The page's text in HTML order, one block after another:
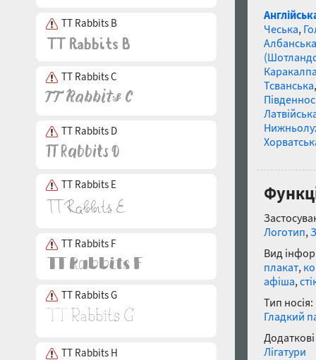
TT Rabbits B
TT Rabbits C
TT Rabbits D
TT Rabbits E
TT Rabbits F
TT Rabbits G
TT Rabbits H
Чеська,
Албанська
Тсванська
Логотип,
Вид
плакат,
афіша,
Тип носія:
Гладкий
Лігатури